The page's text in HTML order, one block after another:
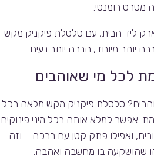
מסרט רומנטי.
ליד הבית, עם סלסלת פיקניק מקש
יותר מיוחד, הרבה יותר נעים.
לכל מי שאוהבים
סלסלת פיקניק מקש מלאה בכל
אפשר למלא אותה בכל מיני פינוקים
ואפילו פתק קטן עם ברכה – וזה
שהושקעה בו מחשבה ואהבה.